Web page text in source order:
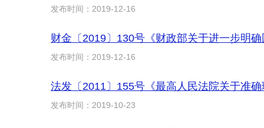
发布时间：2019-12-16
财金〔2019〕130号《财政部关于进一步明
发布时间：2019-12-16
法发〔2011〕155号《最高人民法院关于准
发布时间：2019-10-23